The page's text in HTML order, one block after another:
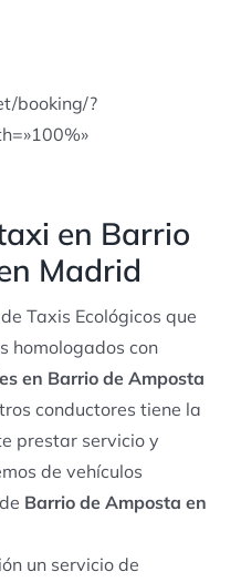
booking/?
en Barrio
Madrid
Taxis Ecológicos que
homologados con
en Barrio de Amposta
conductores tiene la
prestar servicio y
de vehículos
Barrio de Amposta en
un servicio de